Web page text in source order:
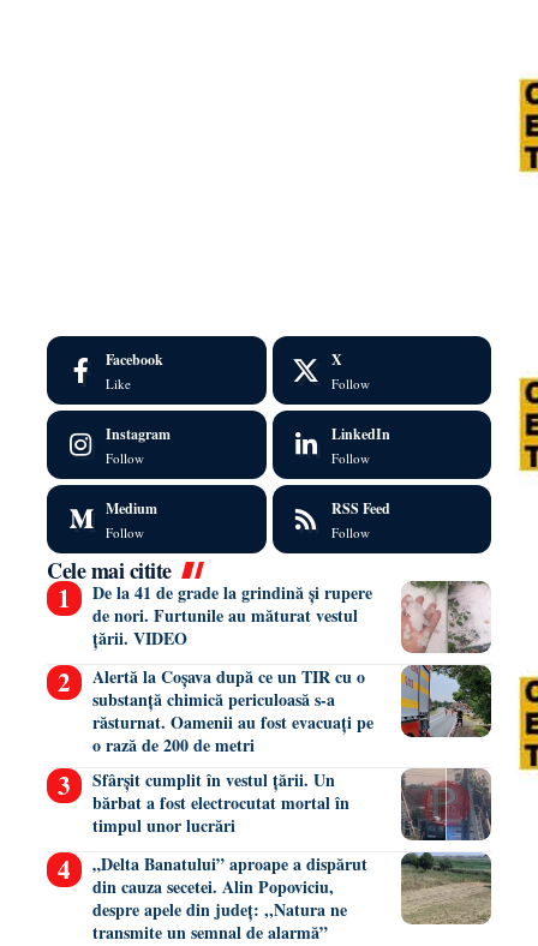
Facebook
Like
X
Follow
Instagram
Follow
LinkedIn
Follow
Medium
Follow
RSS Feed
Follow
Cele mai citite
De la 41 de grade la grindină și rupere
de nori. Furtunile au măturat vestul
țării. VIDEO
Alertă la Coșava după ce un TIR cu o
substanță chimică periculoasă s-a
răsturnat. Oamenii au fost evacuați pe
o rază de 200 de metri
Sfârșit cumplit în vestul țării. Un
bărbat a fost electrocutat mortal în
timpul unor lucrări
„Delta Banatului” aproape a dispărut
din cauza secetei. Alin Popoviciu,
despre apele din județ: ,,Natura ne
transmite un semnal de alarmă”